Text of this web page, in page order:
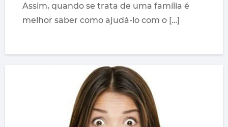
Assim, quando se trata de uma família é
melhor saber como ajudá-lo com o […]